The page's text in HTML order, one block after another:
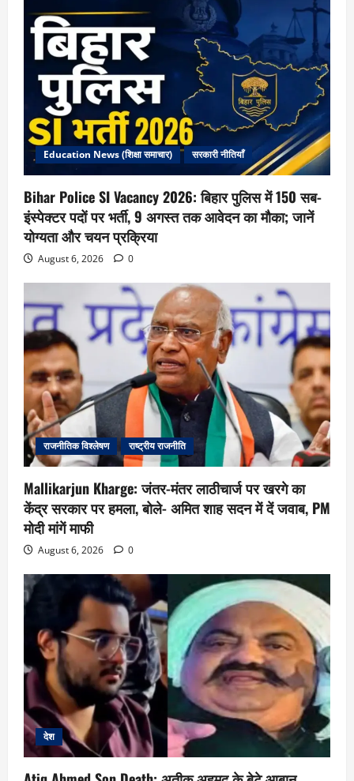
Education News (शिक्षा समाचार) सरकारी नीतियाँ
Bihar Police SI Vacancy 2026: बिहार पुलिस में 150 सब-
इंस्पेक्टर पदों पर भर्ती, 9 अगस्त तक आवेदन का मौका; जानें
योग्यता और चयन प्रक्रिया
August 6, 2026 0
राजनीतिक विश्लेषण राष्ट्रीय राजनीति
Mallikarjun Kharge: जंतर-मंतर लाठीचार्ज पर खरगे का
केंद्र सरकार पर हमला, बोले- अमित शाह सदन में दें जवाब, PM
मोदी मांगें माफी
August 6, 2026 0
देश